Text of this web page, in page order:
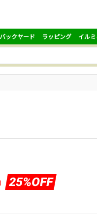
バックヤード ラッピング イル
25%OFF